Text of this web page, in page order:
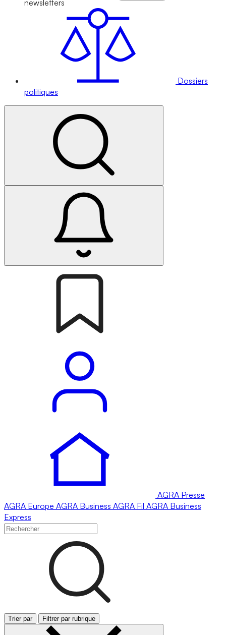
newsletters
Dossiers
politiques
AGRA Presse
AGRA Europe AGRA Business AGRA Fil AGRA Business
Express
Trier par Filtrer par rubrique